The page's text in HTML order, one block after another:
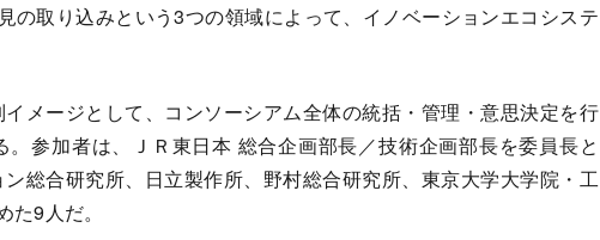
の取り込みという3つの領域によって、イノベーションエコシステ
メージとして、コンソーシアム全体の統括・管理・意思決定を行
。参加者は、ＪＲ東日本 総合企画部長／技術企画部長を委員長と
総合研究所、日立製作所、野村総合研究所、東京大学大学院・工
9人だ。